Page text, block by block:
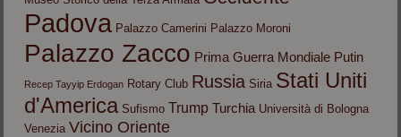
Padova Palazzo Camerini Palazzo Moroni
Palazzo Zacco Prima Guerra Mondiale Putin
Recep Tayyip Erdogan Rotary Club Russia Siria Stati Uniti
d'America Sufismo Trump Turchia Università di Bologna
Venezia Vicino Oriente